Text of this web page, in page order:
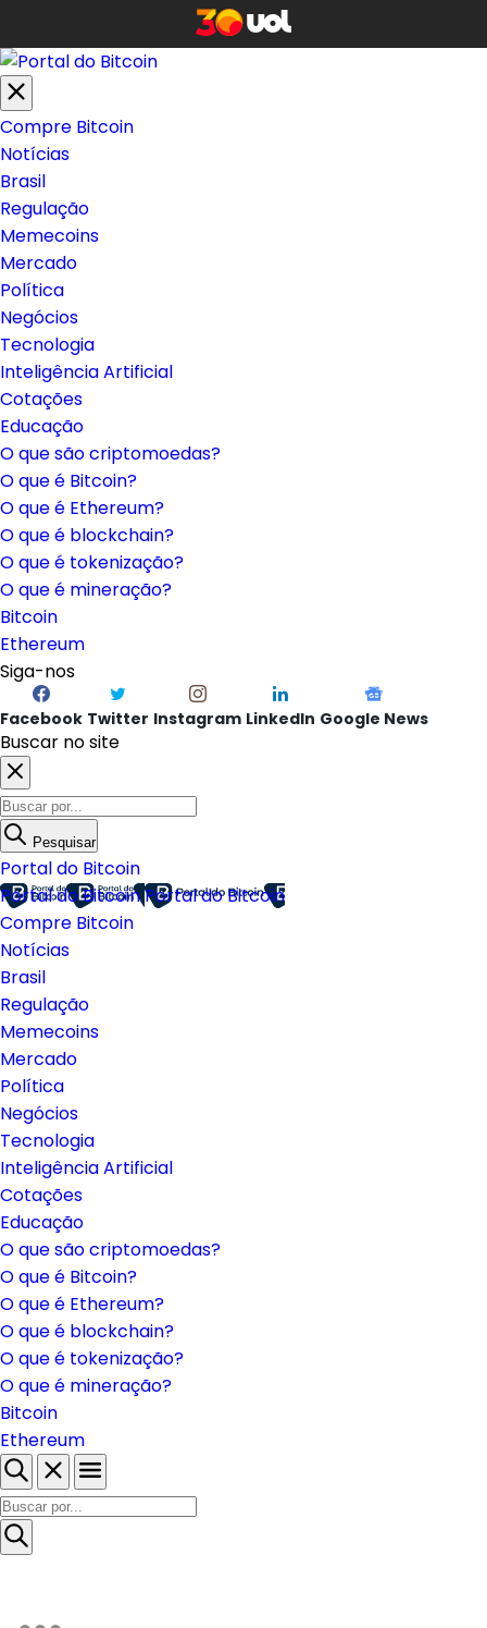
Compre Bitcoin
Notícias
Brasil
Regulação
Memecoins
Mercado
Política
Negócios
Tecnologia
Inteligência Artificial
Cotações
Educação
O que são criptomoedas?
O que é Bitcoin?
O que é Ethereum?
O que é blockchain?
O que é tokenização?
O que é mineração?
Bitcoin
Ethereum
Siga-nos
Facebook Twitter Instagram LinkedIn Google News
Buscar no site
Pesquisar
Portal do Bitcoin
Portal do BitcoinPortal do Bitcoin
Compre Bitcoin
Notícias
Brasil
Regulação
Memecoins
Mercado
Política
Negócios
Tecnologia
Inteligência Artificial
Cotações
Educação
O que são criptomoedas?
O que é Bitcoin?
O que é Ethereum?
O que é blockchain?
O que é tokenização?
O que é mineração?
Bitcoin
Ethereum